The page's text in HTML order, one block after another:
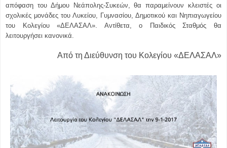
απόφαση του Δήμου Νεάπολης-Συκεών, θα παραμείνουν κλειστές οι
σχολικές μονάδες του Λυκείου, Γυμνασίου, Δημοτικού και Νηπιαγωγείου
του Κολεγίου «ΔΕΛΑΣΑΛ». Αντίθετα, ο Παιδικός Σταθμός θα
λειτουργήσει κανονικά.
Από τη Διεύθυνση του Κολεγίου «ΔΕΛΑΣΑΛ»